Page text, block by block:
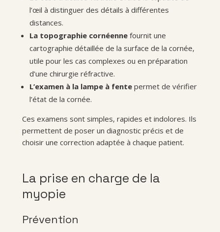
l’œil à distinguer des détails à différentes
distances.
La topographie cornéennefournit une
cartographie détaillée de la surface de la cornée,
utile pour les cas complexes ou en préparation
d’une chirurgie réfractive.
L’examen à la lampe à fentepermet de vérifier
l’état de la cornée.
Ces examens sont simples, rapides et indolores. Ils
permettent de poser un diagnostic précis et de
choisir une correction adaptée à chaque patient.
La prise en charge de la
myopie
Prévention